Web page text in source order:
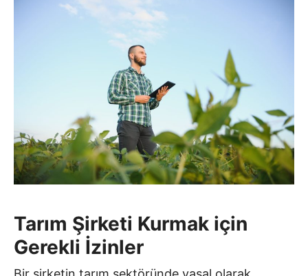
Tarım Şirketi Kurmak için
Gerekli İzinler